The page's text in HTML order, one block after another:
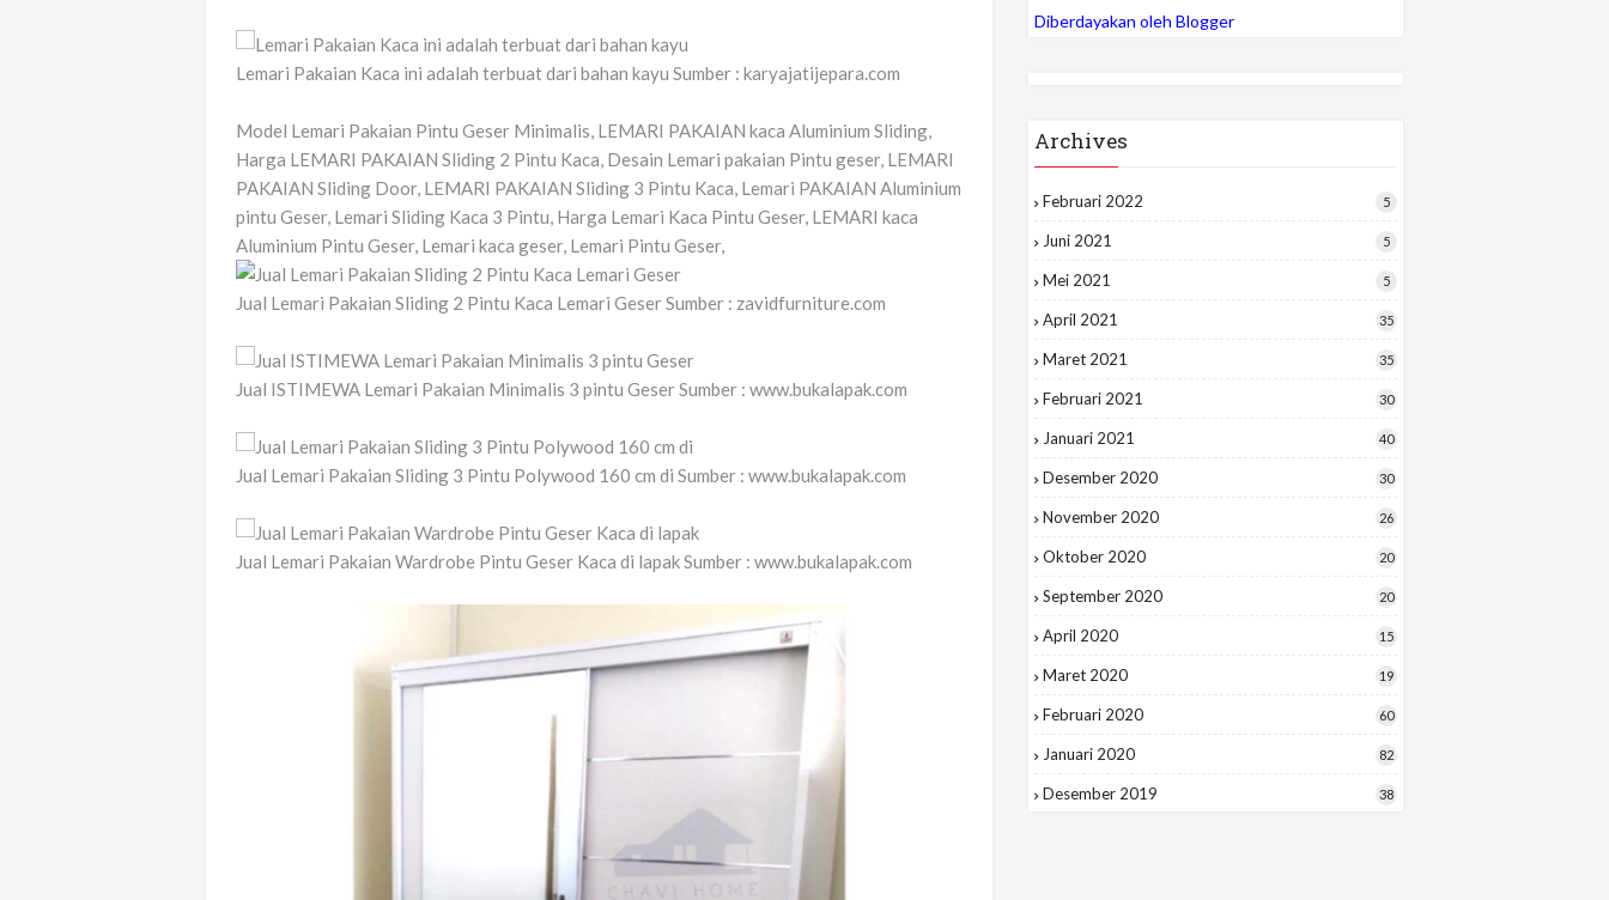
Lemari Pakaian Kaca ini adalah terbuat dari bahan kayu Sumber : karyajatijepara.com
Model Lemari Pakaian Pintu Geser Minimalis, LEMARI PAKAIAN kaca Aluminium Sliding,
Harga LEMARI PAKAIAN Sliding 2 Pintu Kaca, Desain Lemari pakaian Pintu geser, LEMARI
PAKAIAN Sliding Door, LEMARI PAKAIAN Sliding 3 Pintu Kaca, Lemari PAKAIAN Aluminium
pintu Geser, Lemari Sliding Kaca 3 Pintu, Harga Lemari Kaca Pintu Geser, LEMARI kaca
Aluminium Pintu Geser, Lemari kaca geser, Lemari Pintu Geser,
Jual Lemari Pakaian Sliding 2 Pintu Kaca Lemari Geser Sumber : zavidfurniture.com
Jual ISTIMEWA Lemari Pakaian Minimalis 3 pintu Geser Sumber : www.bukalapak.com
Jual Lemari Pakaian Sliding 3 Pintu Polywood 160 cm di Sumber : www.bukalapak.com
Jual Lemari Pakaian Wardrobe Pintu Geser Kaca di lapak Sumber : www.bukalapak.com
Diberdayakan oleh Blogger
Archives
Februari 2022 5
Juni 2021 5
Mei 2021 5
April 2021 35
Maret 2021 35
Februari 2021 30
Januari 2021 40
Desember 2020 30
November 2020 26
Oktober 2020 20
September 2020 20
April 2020 15
Maret 2020 19
Februari 2020 60
Januari 2020 82
Desember 2019 38